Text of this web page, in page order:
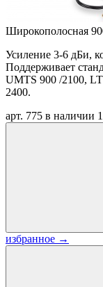
Широкополосная
Усиление 3-6 дБи,
Поддерживает
UMTS 900 /2100,
2400.
арт. 775 в наличии
избранное →